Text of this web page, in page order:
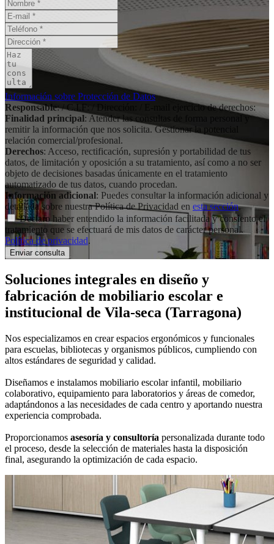
Información sobre Protección de Datos
Responsable: / C.I.F: / Dirección: / E-mail ejercicio de derechos:
Finalidad principal: Atender las consultas de forma personal y
remitir la información que nos solicita. Gestionar la potencial
relación comercial/profesional.
Derechos: Acceso, rectificación, supresión y portabilidad de tus
datos, de limitación y oposición a su tratamiento, así como a no ser
objeto de decisiones basadas únicamente en el tratamiento
automatizado de tus datos, cuando procedan.
Información adicional: Puedes consultar la información adicional y
detallada sobre nuestra Política de Privacidad en esta sección.
Declaro haber entendido la información facilitada y consiento el
tratamiento que se efectuará de mis datos de carácter personal.
Política de privacidad.
Soluciones integrales en diseño y
fabricación de mobiliario escolar e
institucional de Vila-seca (Tarragona)
Nos especializamos en crear espacios ergonómicos y funcionales
para escuelas, bibliotecas y organismos públicos, cumpliendo con
altos estándares de seguridad y calidad.
Diseñamos e instalamos mobiliario escolar infantil, mobiliario
colaborativo, equipamiento para laboratorios y áreas de comedor,
adaptándonos a las necesidades de cada centro y aportando nuestra
experiencia comprobada.
Proporcionamos asesoría y consultoría personalizada durante todo
el proceso, desde la selección de materiales hasta la disposición
final, asegurando la optimización de cada espacio.